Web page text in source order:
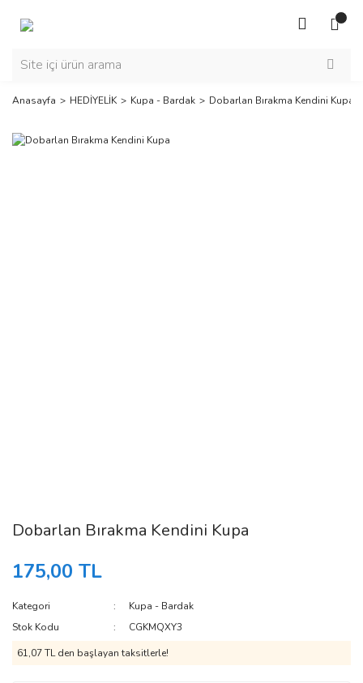
Anasayfa HEDİYELİK Kupa - Bardak Dobarlan Bırakma Kendini Kupa
Dobarlan Bırakma Kendini Kupa
175,00 TL
Kategori
Kupa - Bardak
Stok Kodu
CGKMQXY3
61,07 TL den başlayan taksitlerle!